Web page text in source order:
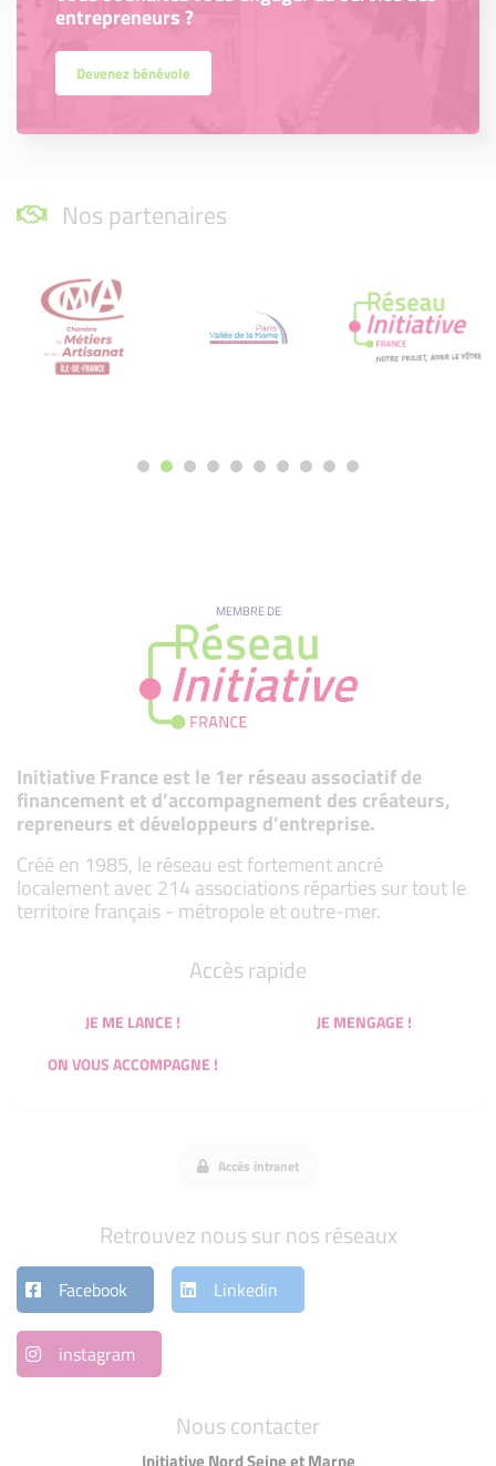
entrepreneurs ?
Devenez bénévole
Nos partenaires
MEMBRE DE
Initiative France est le 1er réseau associatif de
financement et d’accompagnement des créateurs,
repreneurs et développeurs d’entreprise.
Créé en 1985, le réseau est fortement ancré
localement avec 214 associations réparties sur tout le
territoire français - métropole et outre-mer.
Nous contacter
Accès rapide
JE ME LANCE !
JE MENGAGE !
ON VOUS ACCOMPAGNE !
Accès intranet
Retrouvez nous sur nos réseaux
Facebook Linkedin
instagram